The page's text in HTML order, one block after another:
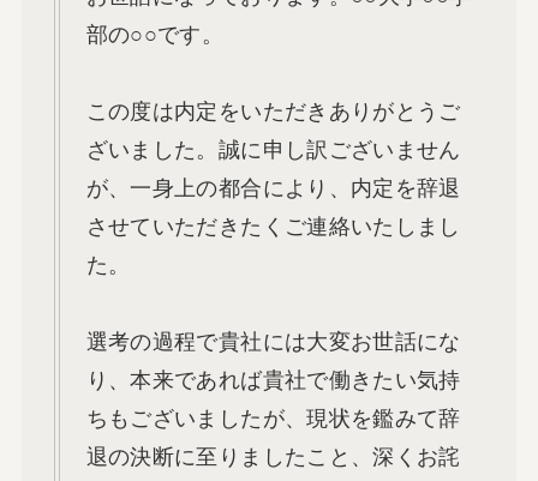
部の○○です。
この度は内定をいただきありがとうご
ざいました。誠に申し訳ございません
が、一身上の都合により、内定を辞退
させていただきたくご連絡いたしまし
た。
選考の過程で貴社には大変お世話にな
り、本来であれば貴社で働きたい気持
ちもございましたが、現状を鑑みて辞
退の決断に至りましたこと、深くお詫